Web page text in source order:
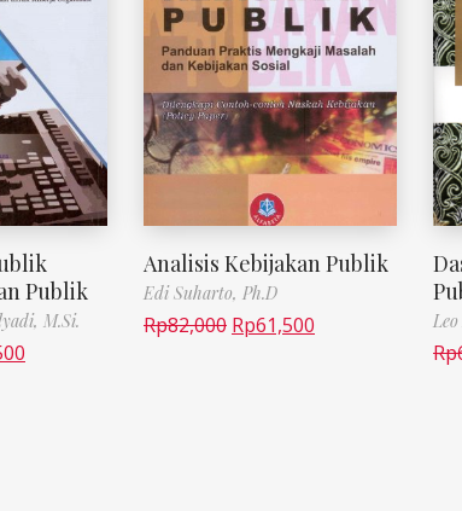
Publik
M.Si.
Analisis Kebijakan Publik
Edi Suharto, Ph.D
Rp82,000 Rp61,500
Rp